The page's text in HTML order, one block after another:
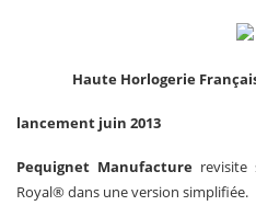
Haute Horlogerie
lancement juin 2013
Pequignet Manufacture revisite
Royal® dans une version simplifiée.